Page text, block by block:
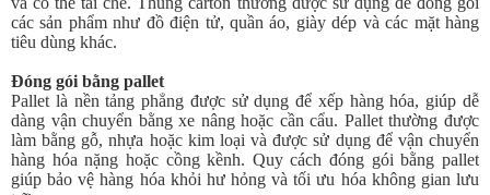
các sản phẩm như đồ điện tử, quần áo, giày dép và các mặt hàng
tiêu dùng khác.
Đóng gói bằng pallet
Pallet là nền tảng phẳng được sử dụng để xếp hàng hóa, giúp dễ
dàng vận chuyển bằng xe nâng hoặc cần cẩu. Pallet thường được
làm bằng gỗ, nhựa hoặc kim loại và được sử dụng để vận chuyển
hàng hóa nặng hoặc cồng kềnh. Quy cách đóng gói bằng pallet
giúp bảo vệ hàng hóa khỏi hư hỏng và tối ưu hóa không gian lưu